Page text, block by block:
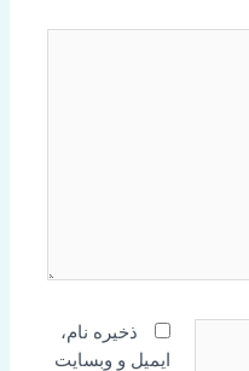
ذخیره نام،
ایمیل و وبسایت